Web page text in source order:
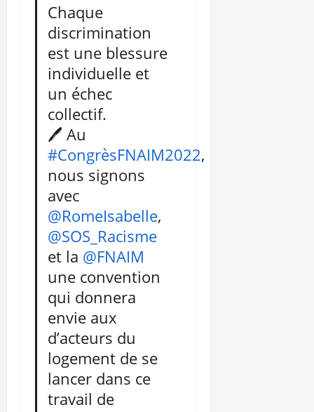
Chaque
discrimination
est une blessure
individuelle et
un échec
collectif.
🖊 Au
#CongrèsFNAIM2022,
nous signons
avec
@RomeIsabelle,
@SOS_Racisme
et la @FNAIM
une convention
qui donnera
envie aux
d’acteurs du
logement de se
lancer dans ce
travail de